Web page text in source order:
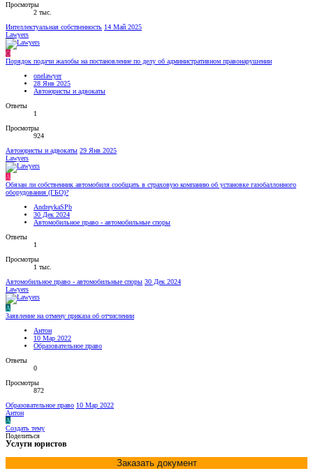
Просмотры
2 тыс.
Интеллектуальная собственность 14 Май 2025
Lawyers
O
Порядок подачи жалобы на постановление по делу об административном правонарушении
onelawyer
28 Янв 2025
Автоюристы и адвокаты
Ответы
1
Просмотры
924
Автоюристы и адвокаты 29 Янв 2025
Lawyers
A
Обязан ли собственник автомобиля сообщать в страховую компанию об установке газобаллонного
оборудования (ГБО)?
AndreykaSPb
30 Дек 2024
Автомобильное право - автомобильные споры
Ответы
1
Просмотры
1 тыс.
Автомобильное право - автомобильные споры 30 Дек 2024
Lawyers
А
Заявление на отмену приказа об отчислении
Антон
10 Мар 2022
Образовательное право
Ответы
0
Просмотры
872
Образовательное право 10 Мар 2022
Антон
А
Создать тему
Поделиться
Услуги юристов
Заказать документ